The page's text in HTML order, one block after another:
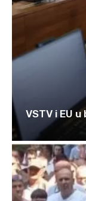
VSTV i EU